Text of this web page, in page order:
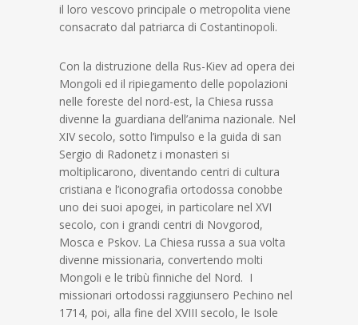
il loro vescovo principale o metropolita viene
consacrato dal patriarca di Costantinopoli.
Con la distruzione della Rus-Kiev ad opera dei
Mongoli ed il ripiegamento delle popolazioni
nelle foreste del nord-est, la Chiesa russa
divenne la guardiana dell’anima nazionale. Nel
XIV secolo, sotto l’impulso e la guida di san
Sergio di Radonetz i monasteri si
moltiplicarono, diventando centri di cultura
cristiana e l’iconografia ortodossa conobbe
uno dei suoi apogei, in particolare nel XVI
secolo, con i grandi centri di Novgorod,
Mosca e Pskov. La Chiesa russa a sua volta
divenne missionaria, convertendo molti
Mongoli e le tribù finniche del Nord. I
missionari ortodossi raggiunsero Pechino nel
1714, poi, alla fine del XVIII secolo, le Isole